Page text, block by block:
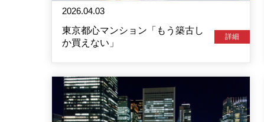
2026.04.03
東京都心マンション「もう築古し
か買えない」
詳細